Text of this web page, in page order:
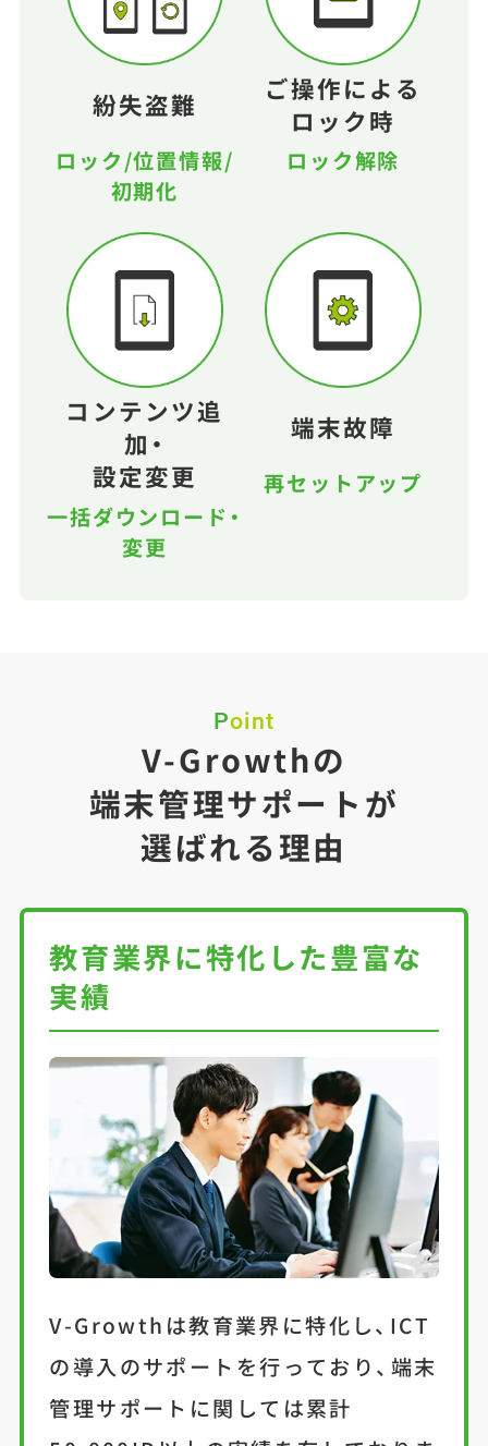
紛失盗難
ロック/位置情報/
初期化
ご操作による
ロック時
ロック解除
コンテンツ追
加・
設定変更
一括ダウンロード・
変更
端末故障
再セットアップ
Point
V-Growthの
端末管理サポートが
選ばれる理由
教育業界に特化した豊富な
実績
V-Growthは教育業界に特化し、ICT
の導入のサポートを行っており、端末
管理サポートに関しては累計